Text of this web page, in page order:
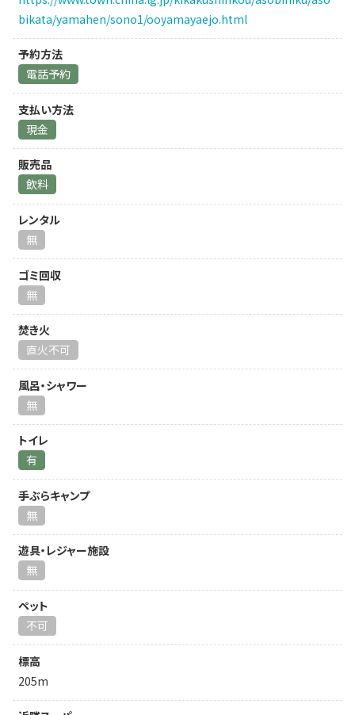
bikata/yamahen/sono1/ooyamayaejo.html
予約方法
電話予約
支払い方法
現金
販売品
飲料
レンタル
無
ゴミ回収
無
焚き火
直火不可
風呂・シャワー
無
トイレ
有
手ぶらキャンプ
無
遊具・レジャー施設
無
ペット
不可
標高
205m